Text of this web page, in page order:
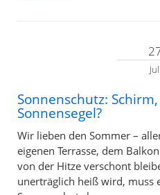
Juli
Sonnenschutz:
Sonnensegel?
Wir lieben den Sommer –
eigenen Terrasse, dem
von der Hitze verschont
unerträglich heiß wird, muss